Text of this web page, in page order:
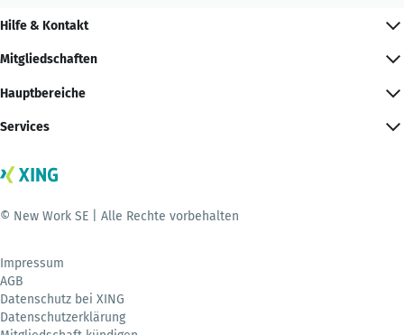
Hilfe & Kontakt
Mitgliedschaften
Hauptbereiche
Services
© New Work SE | Alle Rechte vorbehalten
Impressum
AGB
Datenschutz bei XING
Datenschutzerklärung